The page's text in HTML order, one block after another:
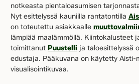
notkeasta pientaloasumisen
Nyt esittelyssä kauniilla rantatontilla
on toteutettu asiakkaalle
lämpiää maalämmöllä. Kiintokalusteet
toimittanut Puustelli ja taloesittelyssä
edustaja. Pääkuvana on käytetty Aisti-
visualisointikuvaa.